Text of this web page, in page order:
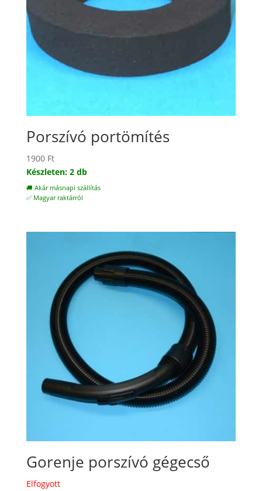
Porszívó portömítés
1900 Ft
Készleten: 2 db
🚚 Akár másnapi szállítás
✅ Magyar raktárról
Gorenje porszívó gégecső
Elfogyott